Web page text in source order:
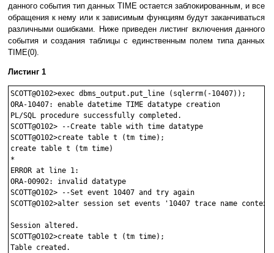
данного события тип данных TIME остается заблокированным, и все
обращения к нему или к зависимым функциям будут заканчиваться
различными ошибками. Ниже приведен листинг включения данного
события и создания таблицы с единственным полем типа данных
TIME(0).
Листинг 1
SCOTT@O102>exec dbms_output.put_line (sqlerrm(-10407));
ORA-10407: enable datetime TIME datatype creation
PL/SQL procedure successfully completed.
SCOTT@O102> --Create table with time datatype
SCOTT@O102>create table t (tm time);
create table t (tm time)
*
ERROR at line 1:
ORA-00902: invalid datatype
SCOTT@O102> --Set event 10407 and try again
SCOTT@O102>alter session set events '10407 trace name
Session altered.
SCOTT@O102>create table t (tm time);
Table created.